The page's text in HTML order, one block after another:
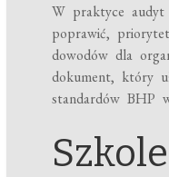
W praktyce audyt
poprawić,
dowodów dla
dokument, który
standardów BHP